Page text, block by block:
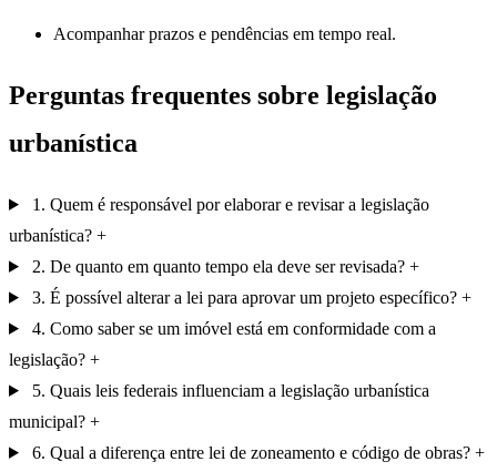
Acompanhar prazos e pendências em tempo real.
Perguntas frequentes sobre legislação
urbanística
1. Quem é responsável por elaborar e revisar a legislação
urbanística?
2. De quanto em quanto tempo ela deve ser revisada?
3. É possível alterar a lei para aprovar um projeto específico?
4. Como saber se um imóvel está em conformidade com a
legislação?
5. Quais leis federais influenciam a legislação urbanística
municipal?
6. Qual a diferença entre lei de zoneamento e código de obras?